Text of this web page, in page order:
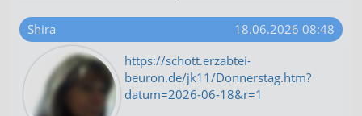
Shira
18.06.2026 08:48
https://schott.erzabtei-
beuron.de/jk11/Donnerstag.htm?
datum=2026-06-18&r=1